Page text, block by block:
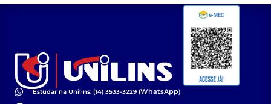
Estudar na Unilins: (14) 3533-3229 (WhatsApp)